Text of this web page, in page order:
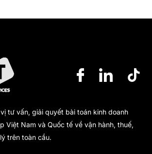
tư vấn, giải quyết bài toán kinh doanh
Việt Nam và Quốc tế về vận hành, thuế,
trên toàn cầu.